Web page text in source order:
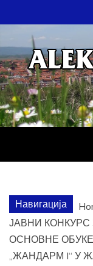
to
content
Навигација
ЈАВНИ
ОСНОВНЕ
„ЖАНДАРМ I“ У